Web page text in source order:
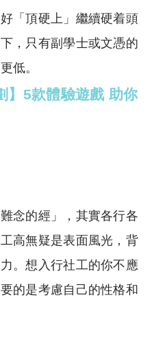
「頂硬上」繼續硬着頭
，只有副學士或文憑的
低。
】5款體驗遊戲 助你
念的經」，其實各行各
高無疑是表面風光，背
。想入行社工的你不應
的是考慮自己的性格和